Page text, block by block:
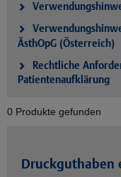
ÄsthOpG (Österreich)
Rechtliche
Patientenaufklärung
0 Produkte gefunden
Druckguthaben